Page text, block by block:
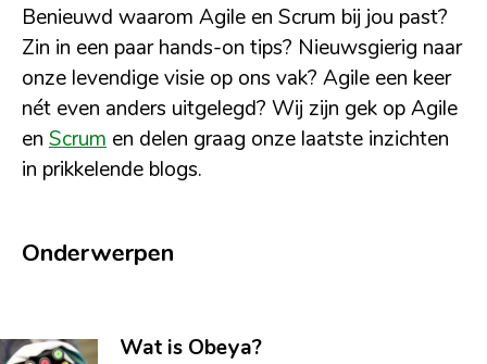
Benieuwd waarom Agile en Scrum bij jou past?
Zin in een paar hands-on tips? Nieuwsgierig naar
onze levendige visie op ons vak? Agile een keer
nét even anders uitgelegd? Wij zijn gek op Agile
en Scrum en delen graag onze laatste inzichten
in prikkelende blogs.
Onderwerpen
Wat is Obeya?